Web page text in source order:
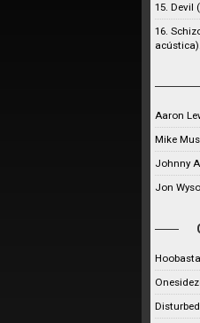
15. Devil
16.
acústica).
Aaron
Mike
Johnny
Jon
Disturbed